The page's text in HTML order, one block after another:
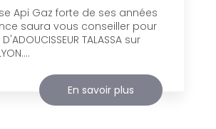
Api Gaz forte de ses années
saura vous conseiller pour
TALASSA sur
En savoir plus